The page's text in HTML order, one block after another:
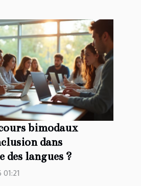
bimodaux
dans
des langues ?